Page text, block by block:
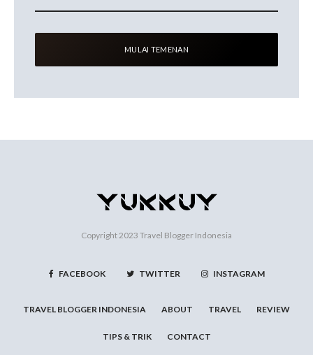
Copyright 2023 Travel Blogger Indonesia
FACEBOOK TWITTER INSTAGRAM
TRAVEL BLOGGER INDONESIA ABOUT TRAVEL REVIEW
TIPS & TRIK CONTACT